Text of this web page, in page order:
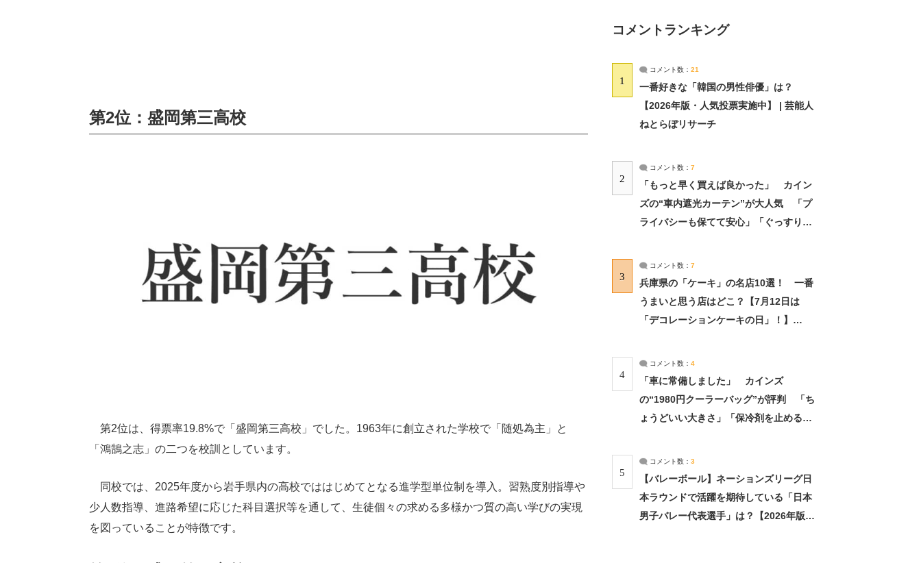
第2位：盛岡第三高校
第2位は、得票率19.8%で「盛岡第三高校」でした。1963年に創立された学校で「随処為主」と
「鴻鵠之志」の二つを校訓としています。
同校では、2025年度から岩手県内の高校でははじめてとなる進学型単位制を導入。習熟度別指導や
少人数指導、進路希望に応じた科目選択等を通して、生徒個々の求める多様かつ質の高い学びの実現
を図っていることが特徴です。
コメントランキング
1
コメント数： 21
一番好きな「韓国の男性俳優」は？
【2026年版・人気投票実施中】 | 芸能人
ねとらぼリサーチ
2
コメント数： 7
「もっと早く買えば良かった」 カイン
ズの“車内遮光カーテン”が大人気 「プ
ライバシーも保てて安心」「ぐっすり眠
3
コメント数： 7
兵庫県の「ケーキ」の名店10選！ 一番
うまいと思う店はどこ？【7月12日は
「デコレーションケーキの日」！】
4
コメント数： 4
「車に常備しました」 カインズ
の“1980円クーラーバッグ”が評判 「ち
ょうどいい大きさ」「保冷剤を止めるベ
5
コメント数： 3
【バレーボール】ネーションズリーグ日
本ラウンドで活躍を期待している「日本
男子バレー代表選手」は？【2026年版・